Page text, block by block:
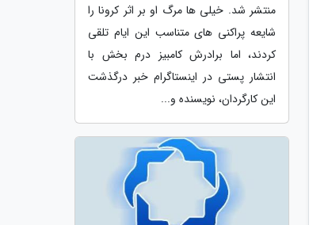
منتشر شد. خیلی ها مرگ او بر اثر کرونا را
شایعه پراکنی های متناسب این ایام تلقی
کردند، اما برادرش کامبیز درم بخش با
انتشار پستی در اینستاگرام خبر درگذشت
این کارگردان، نویسنده و...